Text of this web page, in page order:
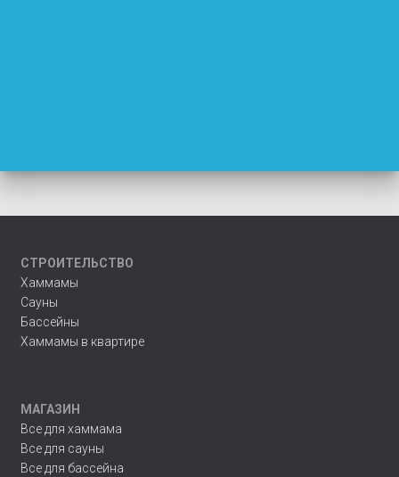
СТРОИТЕЛЬСТВО
Хаммамы
Сауны
Бассейны
Хаммамы в квартире
МАГАЗИН
Все для хаммама
Все для сауны
Все для бассейна